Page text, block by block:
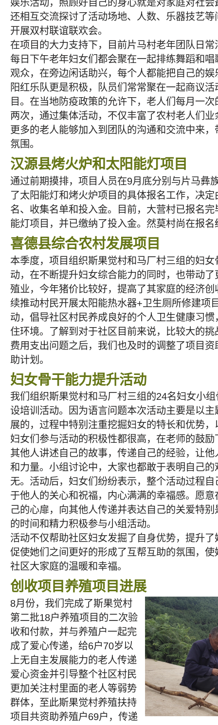
娱乐活动，照顾好自己的身心就是对家庭对社
还相互交流探讨了活动场地、人数、乐器技艺
开展双村联谊联欢会。
在项目的大力支持下，目前片马村老年团队日
每日下午老年妇女们都会聚在一起排练舞蹈和
观众，在旁边闲话助兴，每个人都能把自己的
阳红乐队更是积极，队员们常常聚在一起商议
目。在当地防疫政策的允许下，老人们每月一
两次，通过集体活动，不仅丰富了农村老人们
更多的老人能够加入到团队的沟通和交流中来
氛围。
汉源县烤火炉和太阳能灯项目
通过前期摸排，项目人员在9月底分别与片马彝
了太阳能灯和烤火炉项目的具体报名工作，决
名、收集名单和投入金。目前，大营村已报名
能灯项目，并已缴纳了投入金。然莫村尚在报名
喜德县综合农村发展项目
本季度，项目组织斯果觉村和马厂村三组的妇
动，在不断提升妇女综合能力的同时，也带动
殖业，今年猪价比较好，提高了其家庭的经济
续推动村民开展太阳能热水器+卫生厕所修建项
动，倡导社区村民养成良好的个人卫生健康习
住环境。了解到对于社区目前来说，比较大的
费用支出问题之后，我们也及时的调整了项目
助计划。
妇女骨干能力提升活动
我们组织斯果觉村和马厂村三组的24名妇女小
设培训活动。因为语言问题本次活动主要是以
展的，过程中特别注重挖掘妇女的特长和优势
妇女们参与活动的积极性都很高，在老师的鼓
其他人讲述自己的故事，传递自己的经验，让
和力量。小组讨论中，大家也都敢于表明自己
无。活动后，妇女们纷纷表示，整个活动过程
于他人的关心和祝福，内心满满的幸福感。愿
己的心扉，向其他人传递并表达自己的关爱特
的时间和精力积极参与小组活动。
活动不仅帮助社区妇女发掘了自身优势，提升
促使她们之间更好的形成了互帮互助的氛围，
社区大家庭的温暖和幸福。
创收项目养殖项目进展
8月份，我们完成了斯果觉村
第二批18户养殖项目的二次验
收和付款，并与养殖户一起完
成了爱心传递，给6户70岁以
上无自主发展能力的老人传递
爱心资金并引导整个社区村民
更加关注村里面的老人等弱势
群体，至此斯果觉村养殖扶持
项目共资助养殖户69户，传递